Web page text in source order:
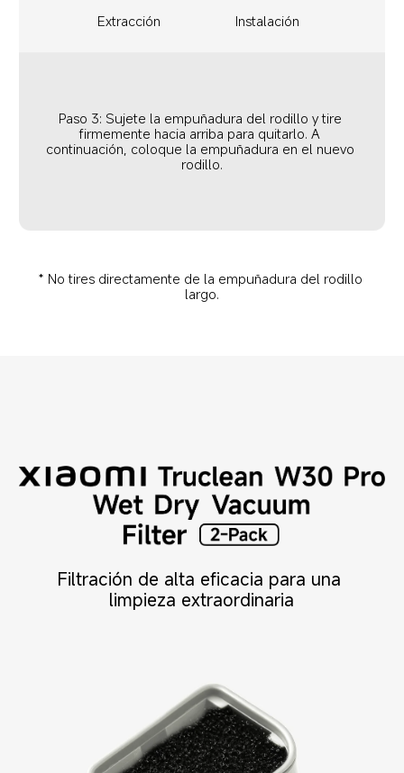
Extracción Instalación
Paso 3: Sujete la empuñadura del rodillo y tire
firmemente hacia arriba para quitarlo. A
continuación, coloque la empuñadura en el nuevo
rodillo.
* No tires directamente de la empuñadura del rodillo
largo.
Filtración de alta eficacia para una
limpieza extraordinaria